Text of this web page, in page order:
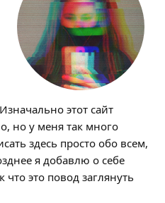
этот сайт
но у меня так много
здесь просто обо всем,
я добавлю о себе
это повод заглянуть